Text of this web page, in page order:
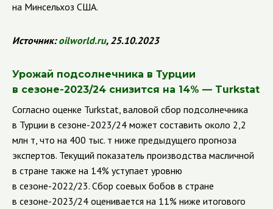
на Минсельхоз США.
Источник:oilworld.ru, 25.10.2023
Урожай подсолнечника в Турции
в сезоне-2023/24 снизится на 14% — Turkstat
Согласно оценке Turkstat, валовой сбор подсолнечника
в Турции в сезоне-2023/24 может составить около 2,2
млн т, что на 400 тыс. т ниже предыдущего прогноза
экспертов. Текущий показатель производства масличной
в стране также на 14% уступает уровню
в сезоне-2022/23. Сбор соевых бобов в стране
в сезоне-2023/24 оценивается на 11% ниже итогового